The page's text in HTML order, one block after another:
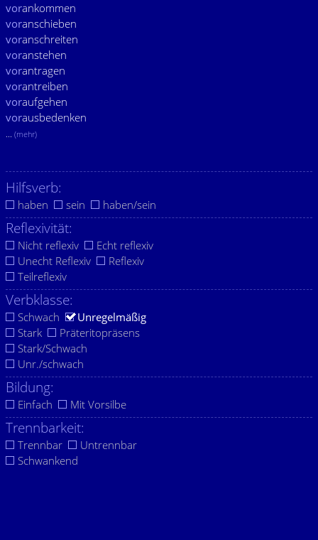
vorankommen
voranschieben
voranschreiten
voranstehen
vorantragen
vorantreiben
voraufgehen
vorausbedenken
... (mehr)
Hilfsverb:
haben sein haben/sein
Reflexivität:
Nicht reflexiv
Echt reflexiv
Unecht Reflexiv
Reflexiv
Teilreflexiv
Verbklasse:
Schwach
Unregelmäßig
Stark
Präteritopräsens
Stark/Schwach
Unr./schwach
Bildung:
Einfach Mit Vorsilbe
Trennbarkeit:
Trennbar
Untrennbar
Schwankend